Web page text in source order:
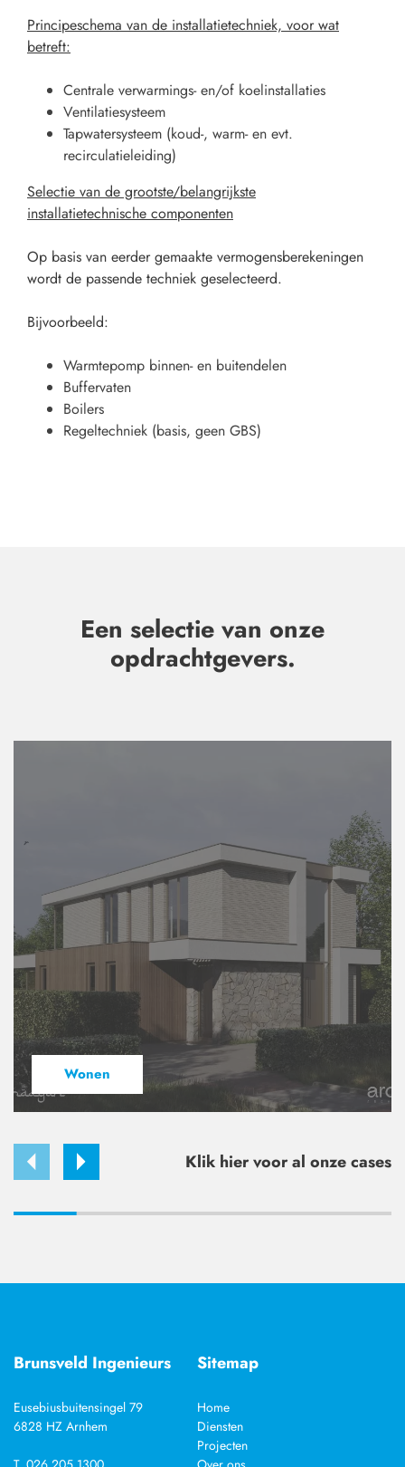
Principeschema van de installatietechniek, voor wat
betreft:
Centrale verwarmings- en/of koelinstallaties
Ventilatiesysteem
Tapwatersysteem (koud-, warm- en evt.
recirculatieleiding)
Selectie van de grootste/belangrijkste
installatietechnische componenten
Op basis van eerder gemaakte vermogensberekeningen
wordt de passende techniek geselecteerd.
Bijvoorbeeld:
Warmtepomp binnen- en buitendelen
Buffervaten
Boilers
Regeltechniek (basis, geen GBS)
Een selectie van onze
opdrachtgevers.
Wonen
Klik hier voor al onze cases
Brunsveld Ingenieurs
Eusebiusbuitensingel 79
6828 HZ Arnhem
Sitemap
Home
Diensten
Projecten